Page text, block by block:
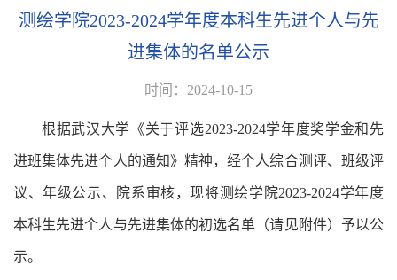
测绘学院2023-2024学年度本科生先进个人与先
进集体的名单公示
时间：2024-10-15
根据武汉大学《关于评选2023-2024学年度奖学金和先
进班集体先进个人的通知》精神，经个人综合测评、班级评
议、年级公示、院系审核，现将测绘学院2023-2024学年度
本科生先进个人与先进集体的初选名单（请见附件）予以公
示。